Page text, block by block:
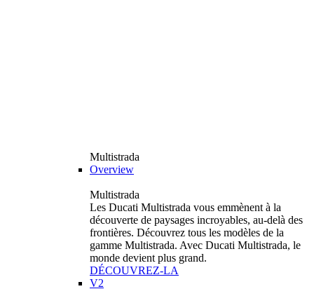
Multistrada
Overview
Multistrada
Les Ducati Multistrada vous emmènent à la
découverte de paysages incroyables, au-delà des
frontières. Découvrez tous les modèles de la
gamme Multistrada. Avec Ducati Multistrada, le
monde devient plus grand.
DÉCOUVREZ-LA
V2